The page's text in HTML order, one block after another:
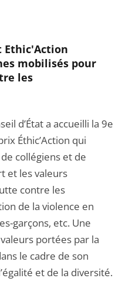
Ethic'Action
mobilisés pour
les
d’État a accueilli la 9e
Éthic’Action qui
collégiens et de
et les valeurs
contre les
de la violence en
garçons, etc. Une
portées par la
le cadre de son
et de la diversité.